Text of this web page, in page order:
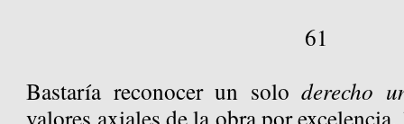
61
Bastaría reconocer un soloderecho